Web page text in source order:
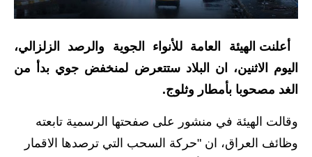
اخبار العراق
الاخبار السياسية
الاخبار الامنية
الاخبار الرياضية
أعلنت الهيئة العامة للأنواء الجوية والرصد الزلزالي،
اليوم الاثنين، ان البلاد ستتعرض لمنخفض جوي بدأ من
الغد مصحوبا بأمطار وثلوج.
وقالت الهيئة في منشور على صفحتها الرسمية تابعته
وظائف العراق، ان "حركة السحب التي ترصدها الاقمار